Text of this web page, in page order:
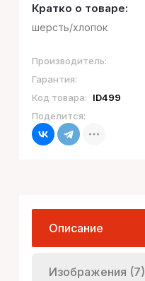
Кратко о товаре:
шерсть/хлопок
Производитель:
Гарантия:
Код товара:
ID499
Поделится:
Описание
Изображения (7)